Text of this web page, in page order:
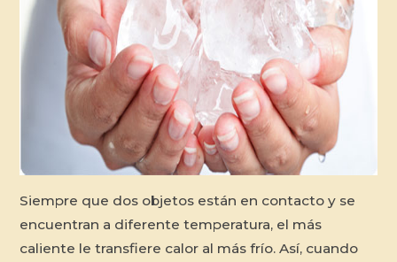
Siempre que dos objetos están en contacto y se
encuentran a diferente temperatura, el más
caliente le transfiere calor al más frío. Así, cuando